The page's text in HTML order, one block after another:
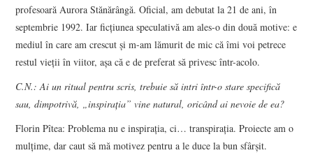
NUMĂRUL 48 /
MARTIE 2018
NUMĂRUL 49 /
APRILIE 2018
profesoară Aurora Stănărângă. Oficial, am debutat la 21 de ani, în
septembrie 1992. Iar ficțiunea speculativă am ales-o din două motive: e
mediul în care am crescut și m-am lămurit de mic că îmi voi petrece
restul vieții în viitor, așa că e de preferat să privesc într-acolo.
C.N.: Ai un ritual pentru scris, trebuie să intri într-o stare specifică
sau, dimpotrivă, „inspirația” vine natural, oricând ai nevoie de ea?
Florin Pîtea: Problema nu e inspirația, ci… transpirația. Proiecte am o
mulțime, dar caut să mă motivez pentru a le duce la bun sfârșit.